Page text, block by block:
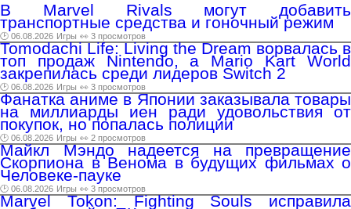
В Marvel Rivals могут добавить
транспортные средства и гоночный режим
🕑 06.08.2026 Игры 👀 3 просмотров
Tomodachi Life: Living the Dream ворвалась в
топ продаж Nintendo, а Mario Kart World
закрепилась среди лидеров Switch 2
🕑 06.08.2026 Игры 👀 3 просмотров
Фанатка аниме в Японии заказывала товары
на миллиарды иен ради удовольствия от
покупок, но попалась полиции
🕑 06.08.2026 Игры 👀 2 просмотров
Майкл Мэндо надеется на превращение
Скорпиона в Венома в будущих фильмах о
Человеке-пауке
🕑 06.08.2026 Игры 👀 3 просмотров
Marvel Tokon: Fighting Souls исправила